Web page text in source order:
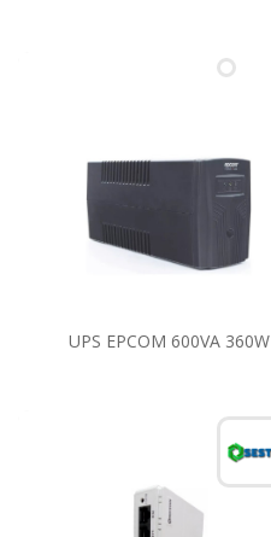
UPS EPCOM 600VA 360W